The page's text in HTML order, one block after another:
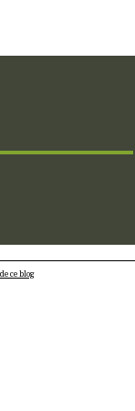
ce blog